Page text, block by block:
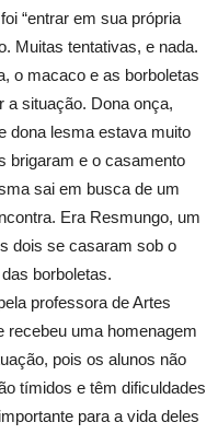
“entrar em sua própria
Muitas tentativas, e nada.
o macaco e as borboletas
a situação. Dona onça,
dona lesma estava muito
brigaram e o casamento
sai em busca de um
Era Resmungo, um
dois se casaram sob o
borboletas.
professora de Artes
recebeu uma homenagem
pois os alunos não
tímidos e têm dificuldades
para a vida deles